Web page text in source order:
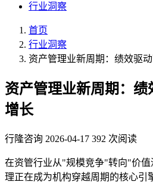
行业洞察
首页
行业洞察
资产管理业新周期：绩效驱
资产管理业新周期：绩
增长
行隆咨询 2026-04-17 392 次阅读
在资管行业从"规模竞争"转向"价
理正在成为机构穿越周期的核心引